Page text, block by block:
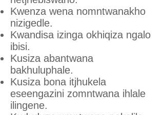
Kwenza wena nomntwanakho
nizigedle.
Kwandisa izinga okhiqiza ngalo
ibisi.
Kusiza abantwana
bakhuluphale.
Kusiza bona itjhukela
eseengazini zomntwana ihlale
ilingene.